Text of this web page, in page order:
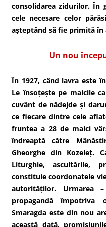
consolidarea zidurilor. În
cele necesare celor
așteptând să fie primită în
Un nou
În 1927, când lavra este
Le însoțește pe maicile
cuvânt de nădejde și
ce fiecare dintre cele
fruntea a 28 de maici
îndreaptă către
Gheorghe din Kozeleț.
Liturghie, ascultările,
constituie coordonatele
autorităților. Urmarea
propagandă
Smaragda este din nou
această dată,